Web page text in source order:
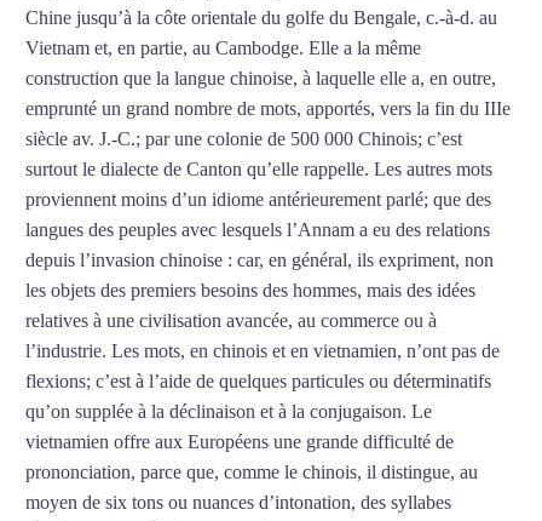
Chine jusqu’à la côte orientale du golfe du Bengale, c.-à-d. au
Vietnam et, en partie, au Cambodge. Elle a la même
construction que la langue chinoise, à laquelle elle a, en outre,
emprunté un grand nombre de mots, apportés, vers la fin du IIIe
siècle av. J.-C.; par une colonie de 500 000 Chinois; c’est
surtout le dialecte de Canton qu’elle rappelle. Les autres mots
proviennent moins d’un idiome antérieurement parlé; que des
langues des peuples avec lesquels l’Annam a eu des relations
depuis l’invasion chinoise : car, en général, ils expriment, non
les objets des premiers besoins des hommes, mais des idées
relatives à une civilisation avancée, au commerce ou à
l’industrie. Les mots, en chinois et en vietnamien, n’ont pas de
flexions; c’est à l’aide de quelques particules ou déterminatifs
qu’on supplée à la déclinaison et à la conjugaison. Le
vietnamien offre aux Européens une grande difficulté de
prononciation, parce que, comme le chinois, il distingue, au
moyen de six tons ou nuances d’intonation, des syllabes